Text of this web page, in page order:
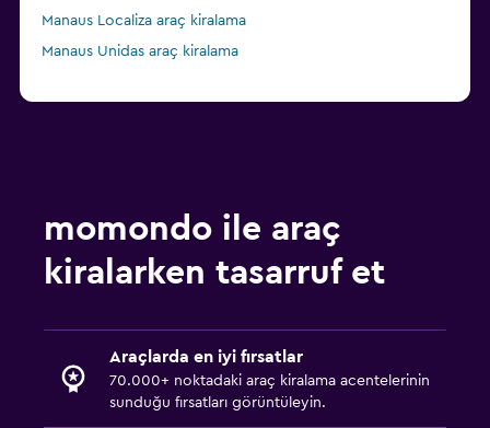
Manaus Localiza araç kiralama
Manaus Unidas araç kiralama
momondo ile araç
kiralarken tasarruf et
Araçlarda en iyi fırsatlar
70.000+ noktadaki araç kiralama acentelerinin
sunduğu fırsatları görüntüleyin.